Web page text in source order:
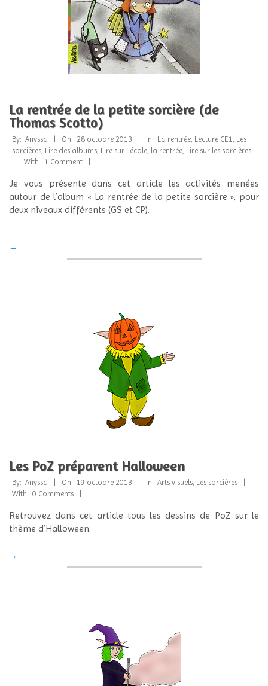
La rentrée de la petite sorcière (de
Thomas Scotto)
2013-
10-
28
By: Anyssa On: 28 octobre 2013 In: La rentrée, Lecture CE1, Les
sorcières, Lire des albums, Lire sur l'école, la rentrée, Lire sur les sorcières
With: 1 Comment
Je vous présente dans cet article les activités menées
autour de l’album « La rentrée de la petite sorcière », pour
deux niveaux différents (GS et CP).
→
Les PoZ préparent Halloween
2013-
10-
19
By: Anyssa On: 19 octobre 2013 In: Arts visuels Les sorcières
With: 0 Comments
Retrouvez dans cet article tous les dessins de PoZ sur le
thème d’Halloween.
→